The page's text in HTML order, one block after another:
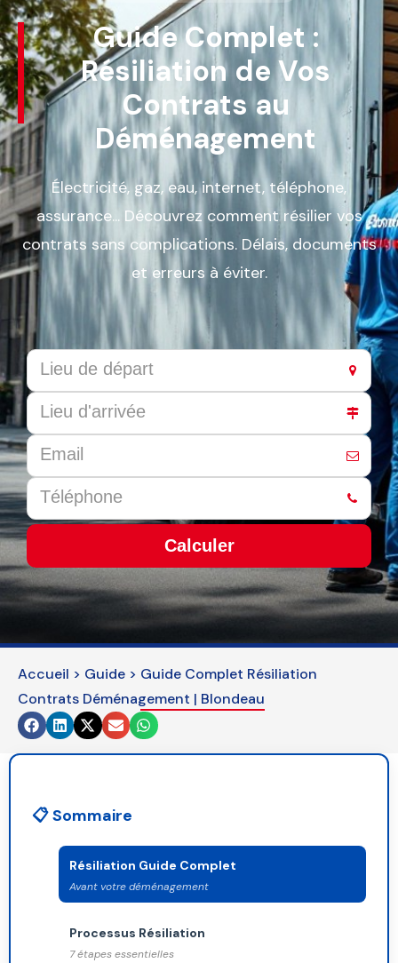
Guide Complet :
Résiliation de Vos
Contrats au
Déménagement
Électricité, gaz, eau, internet, téléphone,
assurance... Découvrez comment résilier vos
contrats sans complications. Délais, documents
et erreurs à éviter.
Calculer
This
field
be
left
blank
Accueil > Guide > Guide Complet Résiliation
Contrats Déménagement | Blondeau
📋 Sommaire
Résiliation Guide Complet
Avant votre déménagement
Processus Résiliation
7 étapes essentielles